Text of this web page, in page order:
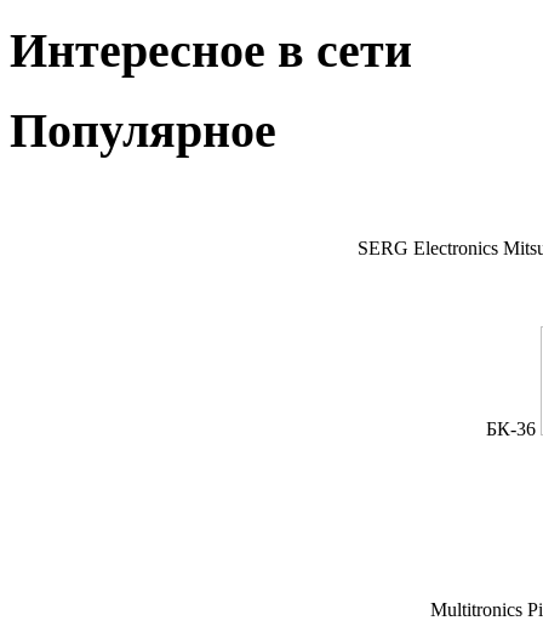
Интересное в сети
Популярное
SERG Electronics
БК-36
Multitronics